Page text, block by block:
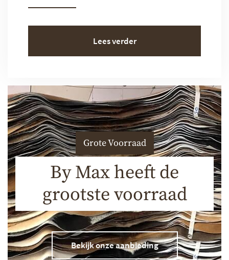
Lees verder
Grote Voorraad
By Max heeft de
grootste voorraad
Bekijk onze aanbieding